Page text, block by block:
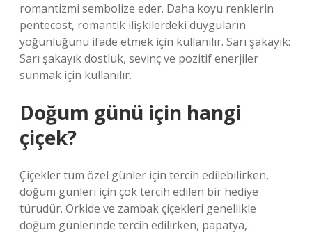
romantizmi sembolize eder. Daha koyu renklerin
pentecost, romantik ilişkilerdeki duyguların
yoğunluğunu ifade etmek için kullanılır. Sarı şakayık:
Sarı şakayık dostluk, sevinç ve pozitif enerjiler
sunmak için kullanılır.
Doğum günü için hangi
çiçek?
Çiçekler tüm özel günler için tercih edilebilirken,
doğum günleri için çok tercih edilen bir hediye
türüdür. Orkide ve zambak çiçekleri genellikle
doğum günlerinde tercih edilirken, papatya,